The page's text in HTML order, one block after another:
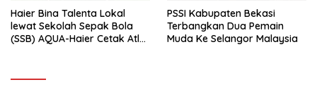
Haier Bina Talenta Lokal
lewat Sekolah Sepak Bola
(SSB) AQUA-Haier Cetak Atlet
PSSI Kabupaten Bekasi
Terbangkan Dua Pemain
Muda Ke Selangor Malaysia